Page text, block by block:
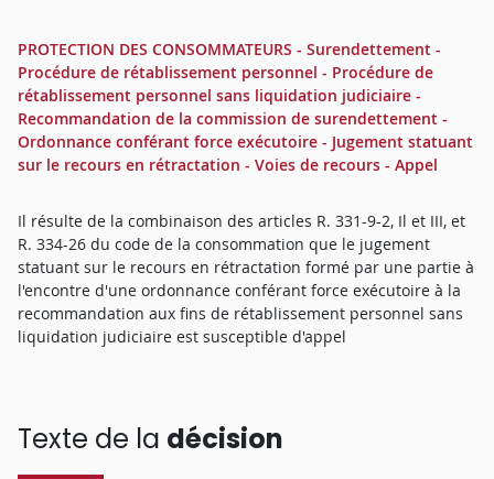
PROTECTION DES CONSOMMATEURS - Surendettement -
Procédure de rétablissement personnel - Procédure de
rétablissement personnel sans liquidation judiciaire -
Recommandation de la commission de surendettement -
Ordonnance conférant force exécutoire - Jugement statuant
sur le recours en rétractation - Voies de recours - Appel
Il résulte de la combinaison des articles R. 331-9-2, Il et III, et
R. 334-26 du code de la consommation que le jugement
statuant sur le recours en rétractation formé par une partie à
l'encontre d'une ordonnance conférant force exécutoire à la
recommandation aux fins de rétablissement personnel sans
liquidation judiciaire est susceptible d'appel
Texte de la décision